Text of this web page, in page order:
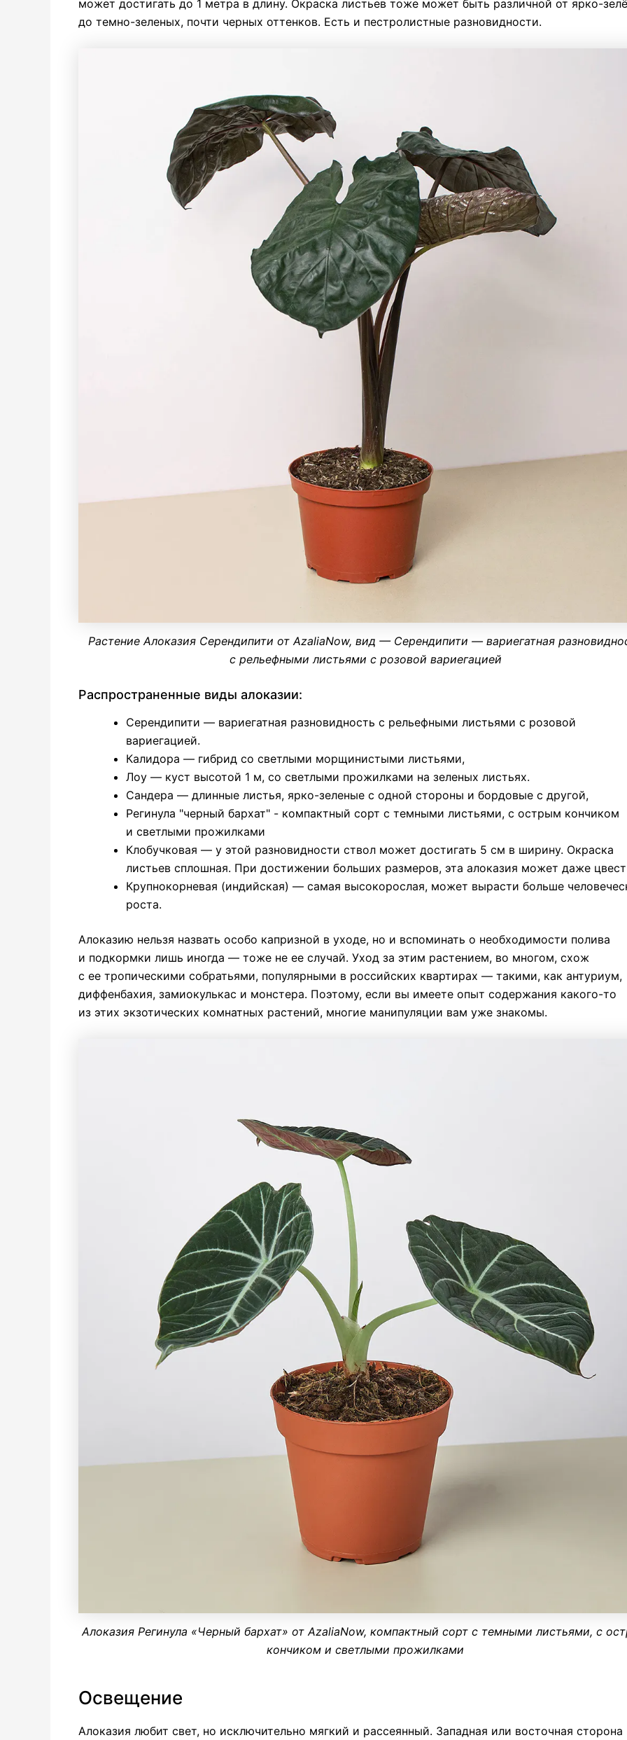
может достигать до 1 метра в длину. Окраска листьев тоже может быть различной от ярко-
до темно-зеленых, почти черных оттенков. Есть и пестролистные разновидности.
Растение Алоказия Серендипити от AzaliaNow, вид — Серендипити — вариегатная
с рельефными листьями с розовой вариегацией
Распространенные виды алоказии:
Серендипити — вариегатная разновидность с рельефными листьями с розовой
вариегацией.
Калидора — гибрид со светлыми морщинистыми листьями,
Лоу — куст высотой 1 м, со светлыми прожилками на зеленых листьях.
Сандера — длинные листья, ярко-зеленые с одной стороны и бордовые с другой,
Регинула "черный бархат" - компактный сорт с темными листьями, с острым кончиком
и светлыми прожилками
Клобучковая — у этой разновидности ствол может достигать 5 см в ширину. Окраска
листьев сплошная. При достижении больших размеров, эта алоказия может даже
Крупнокорневая (индийская) — самая высокорослая, может вырасти больше
роста.
Алоказию нельзя назвать особо капризной в уходе, но и вспоминать о необходимости полива
и подкормки лишь иногда — тоже не ее случай. Уход за этим растением, во многом, схож
с ее тропическими собратьями, популярными в российских квартирах — такими, как антуриум,
диффенбахия, замиокулькас и монстера. Поэтому, если вы имеете опыт содержания какого-то
из этих экзотических комнатных растений, многие манипуляции вам уже знакомы.
Алоказия Регинула «Черный бархат» от AzaliaNow, компактный сорт с темными листьями, с
кончиком и светлыми прожилками
Освещение
Алоказия любит свет, но исключительно мягкий и рассеянный. Западная или восточная сторона